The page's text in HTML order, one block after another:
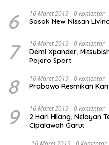
6 16 Maret 2019 0 Komentar
Sosok New Nissan
7 16 Maret 2019 0 Komentar
Demi Xpander,
Pajero Sport
8 16 Maret 2019 0 Komentar
Prabowo Resmikan
9 16 Maret 2019 0 Komentar
2 Hari Hilang, Nelayan
Cipalawah Garut